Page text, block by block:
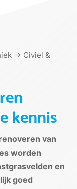
→ Civiel &
kennis
van
worden
en
goed